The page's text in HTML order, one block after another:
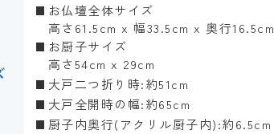
お仏壇全体サイズ
高さ61.5cm x 幅33.5cm x 奥行16.5cm
お厨子サイズ
高さ54cm x 29cm
大戸二つ折り時:約51cm
大戸全開時の幅:約65cm
厨子内奥行(アクリル厨子内):約6.5cm